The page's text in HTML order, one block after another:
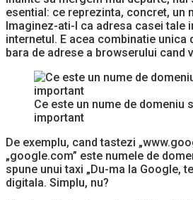
esential: ce reprezinta, concret, un
Imaginez-ati-l ca adresa casei tale
internetul. E acea combinatie unica
bara de adrese a browserului cand
Ce este un nume de domeniu
important
De exemplu, cand tastezi
„google.com” este numele de
spune unui taxi „Du-ma la Google,
digitala. Simplu, nu?